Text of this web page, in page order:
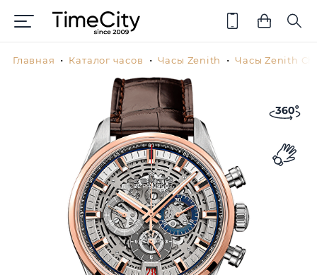
Главная Каталог часов Часы Zenith Часы Zenith